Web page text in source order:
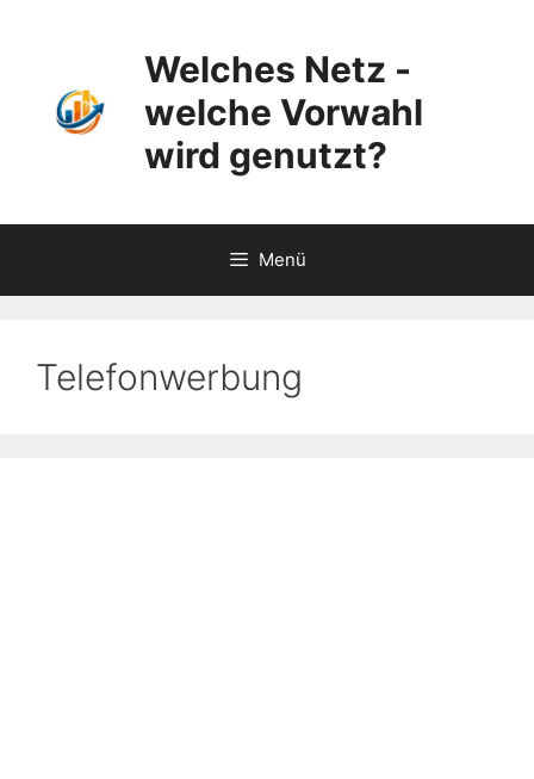
Welches Netz -
welche Vorwahl
wird genutzt?
Menü
Telefonwerbung